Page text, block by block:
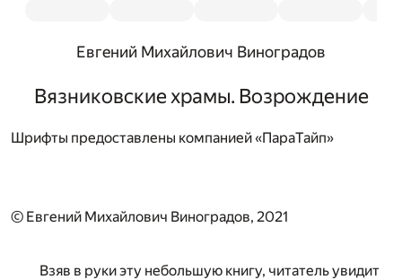
Евгений Михайлович Виноградов
Вязниковские храмы. Возрождение
Шрифты предоставлены компанией «ПараТайп»
© Евгений Михайлович Виноградов, 2021
Взяв в руки эту небольшую книгу, читатель увидит